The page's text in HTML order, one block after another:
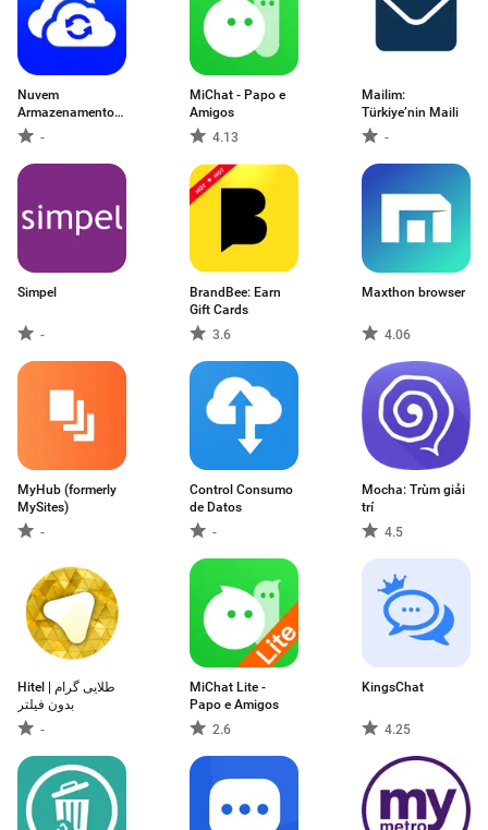
Nuvem
Armazenamento
Backup App
-
MiChat - Papo e
Amigos
4.13
Mailim:
Türkiye’nin Maili
-
Simpel
-
BrandBee: Earn
Gift Cards
3.6
Maxthon browser
4.06
MyHub (formerly
MySites)
-
Control Consumo
de Datos
-
Mocha: Trùm giải
trí
4.5
Hitel | طلایی گرام
بدون فیلتر
-
MiChat Lite -
Papo e Amigos
2.6
KingsChat
4.25